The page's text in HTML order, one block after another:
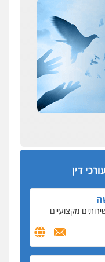
דין
מקצועיים לעורכי
אזכורים
לעורכי דין
מקצועיים
עורכי הדין
ועורכי
והמחירון
וסינדיקאט
הרב אריה חייק